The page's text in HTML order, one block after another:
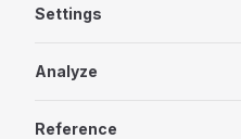
Settings
Analyze
Reference